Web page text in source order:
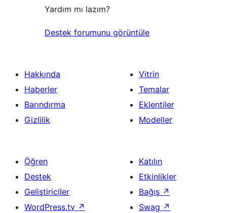
Yardım mı lazım?
Destek forumunu görüntüle
Hakkında
Haberler
Barındırma
Gizlilik
Vitrin
Temalar
Eklentiler
Modeller
Öğren
Destek
Geliştiriciler
WordPress.tv ↗
Katılın
Etkinlikler
Bağış ↗
Swag ↗